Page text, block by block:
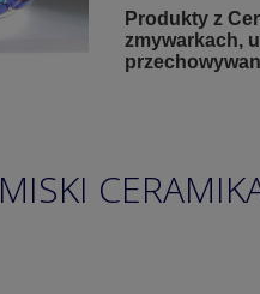
Produkty z
zmywarkach,
MISKI